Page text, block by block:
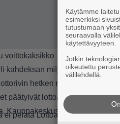
voittokaksikko
kahdeksan miljoonan euron
hetken mielijohteesta.
päätyivät lottoamaan
Kauppakeskus Kaaressa.
ei pelata Lottoa vaan
Käytämme
esimerkiksi
tutustumaan
seuraavalla
käytettävyyteen.
Jotkin
oikeutettu
välilehdellä.